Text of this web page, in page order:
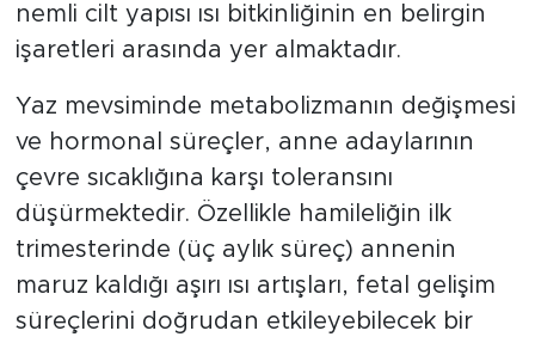
nemli cilt yapısı ısı bitkinliğinin en belirgin
işaretleri arasında yer almaktadır.
Yaz mevsiminde metabolizmanın değişmesi
ve hormonal süreçler, anne adaylarının
çevre sıcaklığına karşı toleransını
düşürmektedir. Özellikle hamileliğin ilk
trimesterinde (üç aylık süreç) annenin
maruz kaldığı aşırı ısı artışları, fetal gelişim
süreçlerini doğrudan etkileyebilecek bir